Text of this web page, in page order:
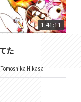
1:41:11
た
Tomoshika Hikasa -